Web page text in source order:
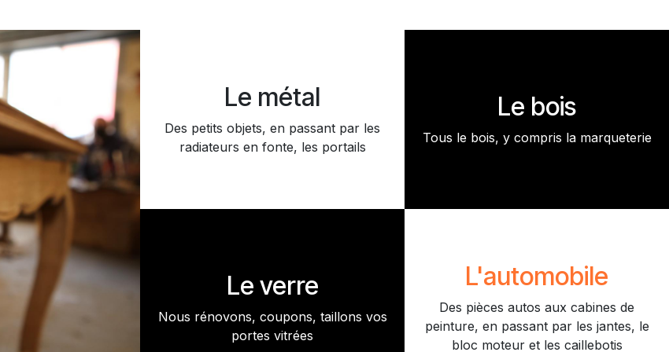
Le métal
Des petits objets, en passant par les
radiateurs en fonte, les portails
Le bois
Tous le bois, y compris la marqueterie
Le verre
Nous rénovons, coupons, taillons vos
portes vitrées
L'automobile
Des pièces autos aux cabines de
peinture, en passant par les jantes, le
bloc moteur et les caillebotis